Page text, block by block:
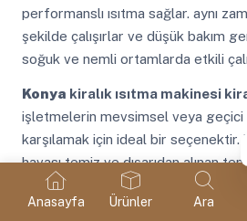
Anasayfa Ürünler Ara
performanslı ısıtma sağlar. aynı
şekilde çalışırlar ve düşük bakım
soğuk ve nemli ortamlarda etkili
Konya kiralık ısıtma makinesi
işletmelerin mevsimsel veya geçici
karşılamak için ideal bir seçenektir.
havası temiz ve dışarıdan alınan
Mikrodalga enerjisi kullanılarak
buharlaştırılır.